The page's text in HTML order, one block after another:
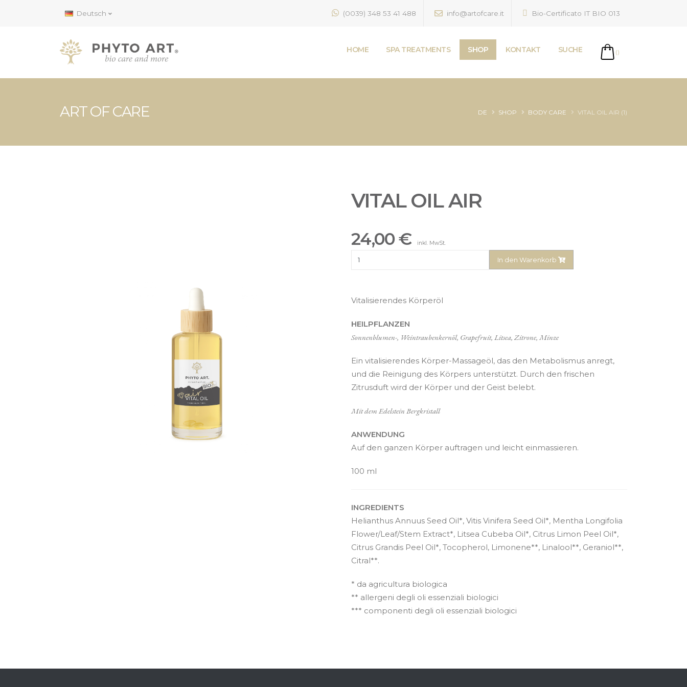
Deutsch (0039) 348 53 41 488 info@artofcare.it Bio-Certificato IT BIO 013
HOME SPA TREATMENTS SHOP KONTAKT SUCHE ()
ART OF CARE DE SHOP BODY CARE VITAL OIL AIR (1)
VITAL OIL AIR
24,00 € inkl. MwSt.
In den Warenkorb
Vitalisierendes Körperöl
HEILPFLANZEN
Sonnenblumen-, Weintraubenkernöl, Grapefruit, Litsea, Zitrone, Minze
Ein vitalisierendes Körper-Massageöl, das den Metabolismus anregt,
und die Reinigung des Körpers unterstützt. Durch den frischen
Zitrusduft wird der Körper und der Geist belebt.
Mit dem Edelstein Bergkristall
ANWENDUNG
Auf den ganzen Körper auftragen und leicht einmassieren.
100 ml
INGREDIENTS
Helianthus Annuus Seed Oil*, Vitis Vinifera Seed Oil*, Mentha Longifolia
Flower/Leaf/Stem Extract*, Litsea Cubeba Oil*, Citrus Limon Peel Oil*,
Citrus Grandis Peel Oil*, Tocopherol, Limonene**, Linalool**, Geraniol**,
Citral**.
* da agricultura biologica
** allergeni degli oli essenziali biologici
*** componenti degli oli essenziali biologici